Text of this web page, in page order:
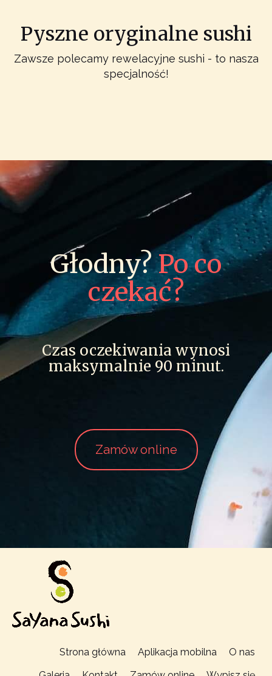
Pyszne oryginalne sushi
Zawsze polecamy rewelacyjne sushi - to nasza
specjalność!
Głodny?Po co
czekać?
Czas oczekiwania wynosi
maksymalnie 90 minut.
Zamów online
Strona główna Aplikacja mobilna
O nas